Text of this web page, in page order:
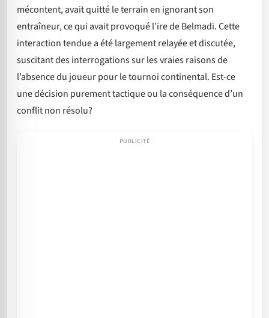
mécontent, avait quitté le terrain en ignorant son
entraîneur, ce qui avait provoqué l’ire de Belmadi. Cette
interaction tendue a été largement relayée et discutée,
suscitant des interrogations sur les vraies raisons de
l’absence du joueur pour le tournoi continental. Est-ce
une décision purement tactique ou la conséquence d’un
conflit non résolu?